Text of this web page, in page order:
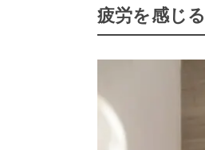
疲労を感じ